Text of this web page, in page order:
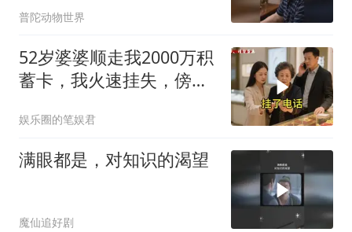
普陀动物世界
52岁婆婆顺走我2000万积
蓄卡，我火速挂失，傍晚
接完电话脸色惨白
娱乐圈的笔娱君
满眼都是，对知识的渴望
魔仙追好剧